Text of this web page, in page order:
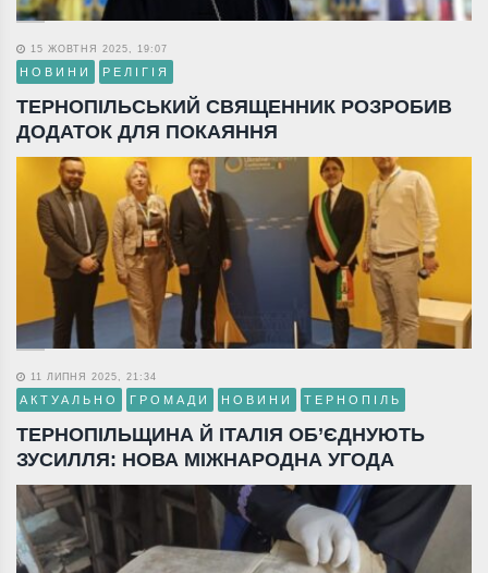
15 ЖОВТНЯ 2025, 19:07
НОВИНИ РЕЛІГІЯ
ТЕРНОПІЛЬСЬКИЙ СВЯЩЕННИК РОЗРОБИВ
ДОДАТОК ДЛЯ ПОКАЯННЯ
11 ЛИПНЯ 2025, 21:34
АКТУАЛЬНО ГРОМАДИ НОВИНИ ТЕРНОПІЛЬ
ТЕРНОПІЛЬЩИНА Й ІТАЛІЯ ОБ’ЄДНУЮТЬ
ЗУСИЛЛЯ: НОВА МІЖНАРОДНА УГОДА